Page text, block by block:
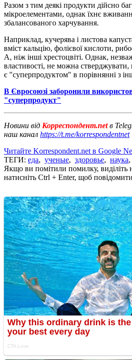
Разом з тим деякі продукти дійсно
мікроелементами, однак їхнє
збалансованого харчування.
Наприклад, кучерява і листова
вміст кальцію, фолієвої кислоти,
A, ніж інші хрестоцвіті. Однак,
властивості, не можна
є "суперпродуктом" в порівнянні з
В Євросоюзі заборонили
"суперпродукт"
Новини від Корреспондент.netв
наш канал https://t.me/korrespondentnet
Читайте Korrespondent.net в Google
ТЕГИ: еда, ученые, здоровье, наука,
Якщо ви помітили помилку, виділіть
натисніть Ctrl + Enter, щоб